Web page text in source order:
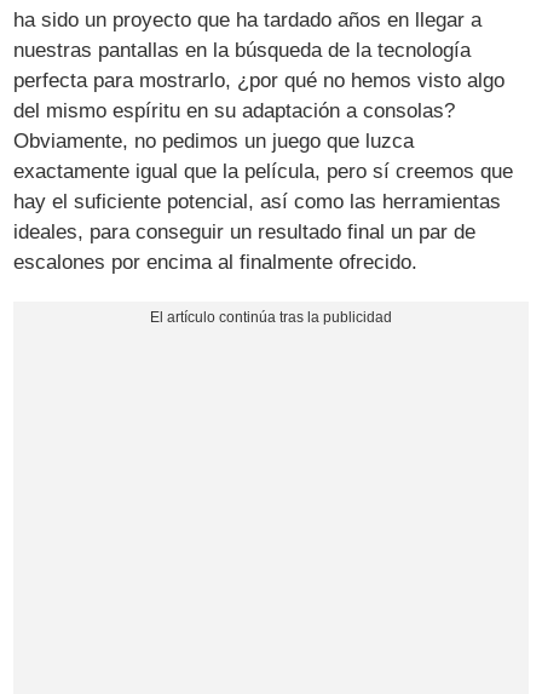
ha sido un proyecto que ha tardado años en llegar a
nuestras pantallas en la búsqueda de la tecnología
perfecta para mostrarlo, ¿por qué no hemos visto algo
del mismo espíritu en su adaptación a consolas?
Obviamente, no pedimos un juego que luzca
exactamente igual que la película, pero sí creemos que
hay el suficiente potencial, así como las herramientas
ideales, para conseguir un resultado final un par de
escalones por encima al finalmente ofrecido.